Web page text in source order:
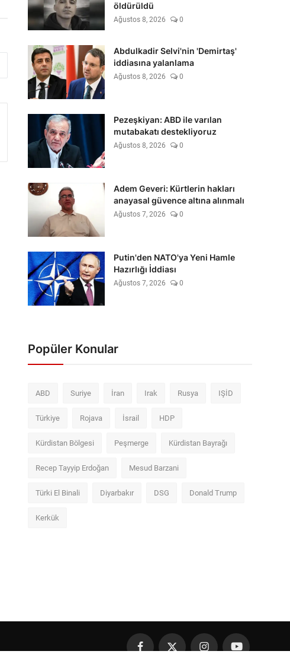
öldürüldü
Ağustos 8, 2026 0
Abdulkadir Selvi'nin 'Demirtaş'
iddiasına yalanlama
Ağustos 8, 2026 0
Pezeşkiyan: ABD ile varılan
mutabakatı destekliyoruz
Ağustos 8, 2026 0
Adem Geveri: Kürtlerin hakları
anayasal güvence altına alınmalı
Ağustos 7, 2026 0
Putin'den NATO'ya Yeni Hamle
Hazırlığı İddiası
Ağustos 7, 2026 0
Popüler Konular
ABD Suriye İran Irak Rusya IŞİD
Türkiye Rojava İsrail HDP
Kürdistan Bölgesi Peşmerge Kürdistan Bayrağı
Recep Tayyip Erdoğan Mesud Barzani
Türki El Binali Diyarbakır DSG Donald Trump
Kerkük